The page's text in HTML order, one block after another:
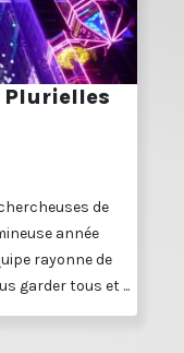
Plurielles
de
année
rayonne de
garder tous et ...